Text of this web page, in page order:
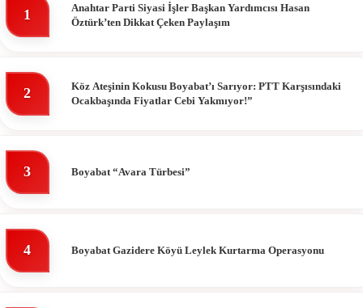
1
Anahtar Parti Siyasi İşler Başkan Yardımcısı Hasan
Öztürk’ten Dikkat Çeken Paylaşım
2
Köz Ateşinin Kokusu Boyabat’ı Sarıyor: PTT Karşısındaki
Ocakbaşında Fiyatlar Cebi Yakmıyor!”
3 Boyabat “Avara Türbesi”
4 Boyabat Gazidere Köyü Leylek Kurtarma Operasyonu